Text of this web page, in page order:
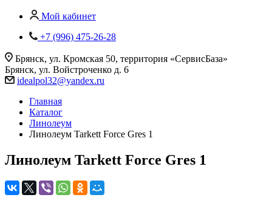
Мой кабинет
+7 (996) 475-26-28
Брянск, ул. Кромская 50, территория «СервисБаза»
Брянск, ул. Войстроченко д. 6
idealpol32@yandex.ru
Главная
Каталог
Линолеум
Линолеум Tarkett Force Gres 1
Линолеум Tarkett Force Gres 1